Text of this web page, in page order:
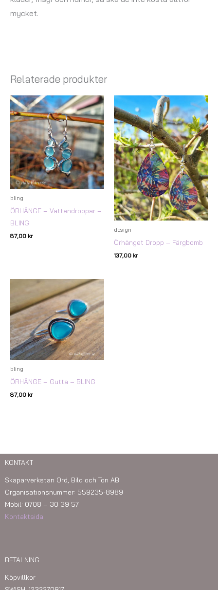
mycket.
Relaterade produkter
bling
ÖRHÄNGE – Vattendroppar –
BLING
87,00 kr
design
Örhänget Dropp – Färgbomb
137,00 kr
bling
ÖRHÄNGE – Gutta – BLING
87,00 kr
KONTAKT
Skaparverkstan Ord, Bild och Ton AB
Organisationsnummer: 559235-8989
Mobil: 0708 – 30 39 57
Kontaktsida
BETALNING
Köpvillkor